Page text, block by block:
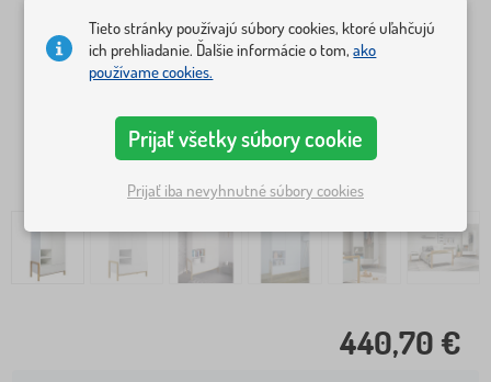
440,70 €
Tieto stránky používajú súbory cookies, ktoré uľahčujú
ich prehliadanie. Ďalšie informácie o tom,ako
používame cookies.
Prijať všetky súbory cookie
Prijať iba nevyhnutné súbory cookies